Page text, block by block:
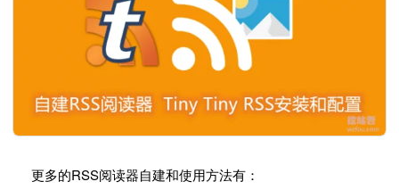
更多的RSS阅读器自建和使用方法有：